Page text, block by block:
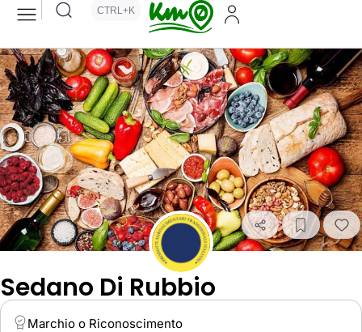
CTRL+K
Sedano Di Rubbio
Marchio o Riconoscimento